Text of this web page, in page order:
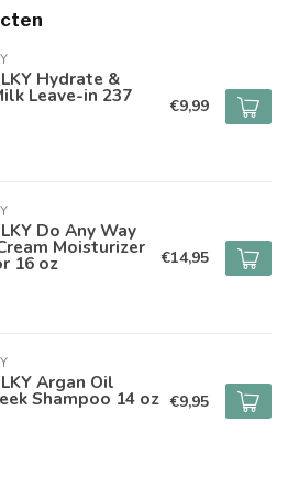
Hydrate &
Leave-in 237 €9,99
Do Any Way
Moisturizer
16 oz €14,95
Argan Oil
Shampoo 14 oz €9,95